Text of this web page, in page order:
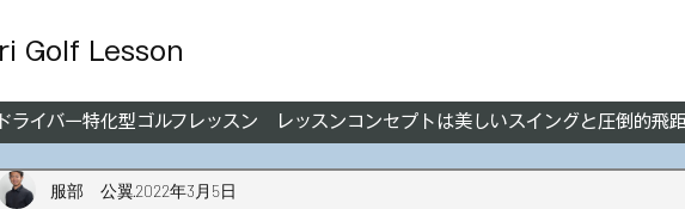
Golf Lesson
ライバー特化型ゴルフレッスン レッスンコンセプトは美しいスイングと圧倒的飛
服部 公翼2022年3月5日